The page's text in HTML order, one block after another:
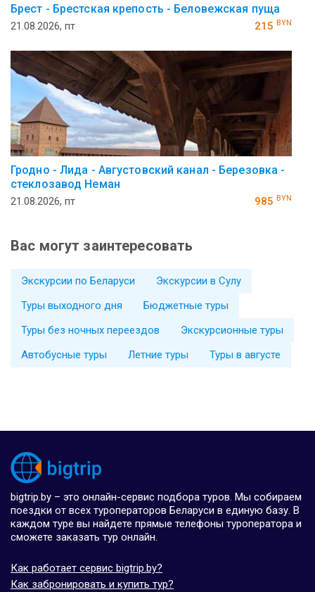
Брест - Брестская крепость - Беловежская пуща
21.08.2026, пт 215 BYN
Гродно - Лида - Августовский канал - Березовка -
стеклозавод Неман
21.08.2026, пт 985 BYN
Вас могут заинтересовать
Экскурсии по Беларуси
Экскурсии в Сулу
Туры выходного дня
Бюджетные туры
Туры без ночных переездов
Экскурсионные туры
Автобусные туры
Летние туры Туры в августе
bigtrip.by – это онлайн-сервис подбора туров. Мы собираем
поездки от всех туроператоров Беларуси в единую базу. В
каждом туре вы найдете прямые телефоны туроператора и
сможете заказать тур онлайн.
Как работает сервис bigtrip.by?
Как забронировать и купить тур?